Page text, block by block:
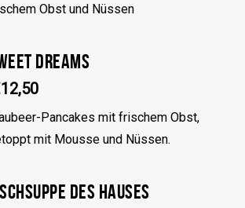
Obst und Nüssen
DREAMS
Pancakes mit frischem Obst,
mit Mousse und Nüssen.
DES HAUSES